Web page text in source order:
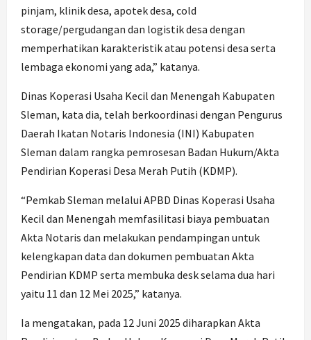
pinjam, klinik desa, apotek desa, cold
storage/pergudangan dan logistik desa dengan
memperhatikan karakteristik atau potensi desa serta
lembaga ekonomi yang ada,” katanya.
Dinas Koperasi Usaha Kecil dan Menengah Kabupaten
Sleman, kata dia, telah berkoordinasi dengan Pengurus
Daerah Ikatan Notaris Indonesia (INI) Kabupaten
Sleman dalam rangka pemrosesan Badan Hukum/Akta
Pendirian Koperasi Desa Merah Putih (KDMP).
“Pemkab Sleman melalui APBD Dinas Koperasi Usaha
Kecil dan Menengah memfasilitasi biaya pembuatan
Akta Notaris dan melakukan pendampingan untuk
kelengkapan data dan dokumen pembuatan Akta
Pendirian KDMP serta membuka desk selama dua hari
yaitu 11 dan 12 Mei 2025,” katanya.
Ia mengatakan, pada 12 Juni 2025 diharapkan Akta